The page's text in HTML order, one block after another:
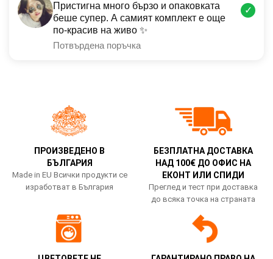
Пристигна много бързо и опаковката
беше супер. А самият комплект е още
по-красив на живо ✨
Потвърдена поръчка
✓
ПРОИЗВЕДЕНО В
БЪЛГАРИЯ
Made in EU Всички продукти се
изработват в България
БЕЗПЛАТНА ДОСТАВКА
НАД 100€ ДО ОФИС НА
ЕКОНТ ИЛИ СПИДИ
Преглед и тест при доставка
до всяка точка на страната